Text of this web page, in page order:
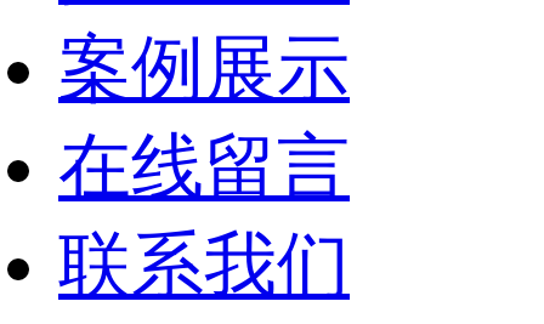
案例展示
在线留言
联系我们